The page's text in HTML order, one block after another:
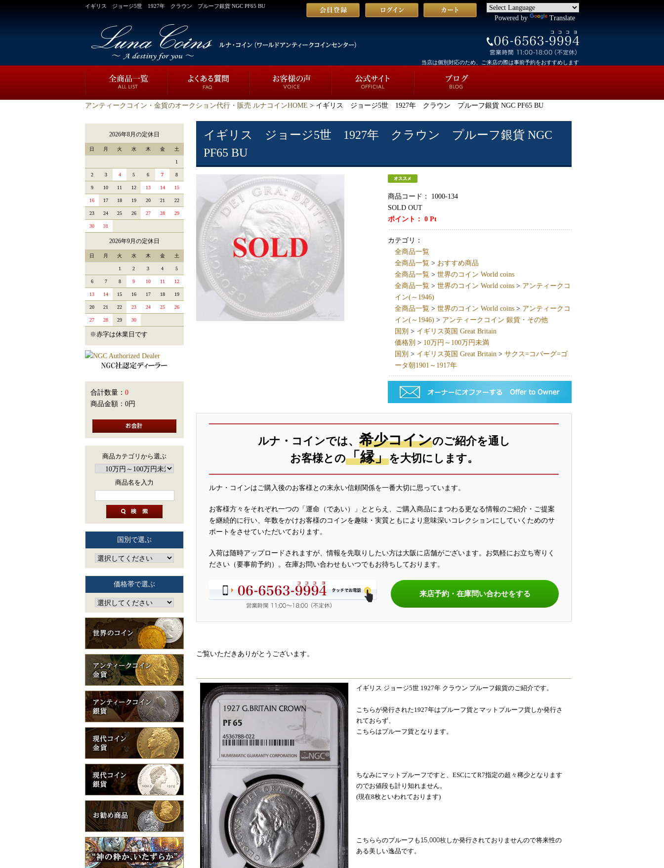
イギリス ジョージ5世 1927年 クラウン プルーフ銀貨 NGC PF65 BU
Powered by Translate
当店は個別対応のため、ご来店の際は事前予約をおすすめします
アンティークコイン・金貨のオークション代行・販売 ルナコインHOME > イギリス ジョージ5世 1927年 クラウン プルーフ銀貨 NGC PF65 BU
イギリス ジョージ5世 1927年 クラウン プルーフ銀貨 NGC
PF65 BU
商品コード：
1000-134
SOLD OUT
ポイント： 0Pt
カテゴリ：
全商品一覧
全商品一覧> おすすめ商品
全商品一覧> 世界のコイン World coins
全商品一覧> 世界のコイン World coins> アンティークコ
イン(～1946)
全商品一覧> 世界のコイン World coins> アンティークコ
イン(～1946) > アンティークコイン 銀貨・その他
国別 > イギリス英国 Great Britain
価格別 > 10万円～100万円未満
国別 > イギリス英国 Great Britain> サクス=コバーグ=ゴ
ータ朝1901～1917年
ルナ・コインでは、 希少コインのご紹介を通し
お客様との「縁」を大切にします。
ルナ・コインはご購入後のお客様との末永い信頼関係を一番大切に思っています。
お客様方々をそれぞれ一つの「運命（であい）」ととらえ、ご購入商品にまつわる更なる情報のご紹介・ご提案
を継続的に行い、年数をかけお客様のコインを趣味・実質ともにより意味深いコレクションにしていくためのサ
ポートをさせていただいております。
入荷は随時アップロードされますが、情報を先取りしたい方は大阪に店舗がございます。お気軽にお立ち寄りく
ださい（要事前予約）。在庫お問い合わせもいつでもお待ちしております。
来店予約・在庫問い合わせをする
ご覧いただきありがとうございます。
イギリス ジョージ5世 1927年 クラウン プルーフ銀貨​のご紹介です。
​こちらが発行された1927年はプルーフ貨とマットプルーフ貨しか発行さ
れておらず、
こちらはプルーフ貨となります。
ちなみにマットプルーフですと、ESCにてR7指定の超々稀少となります
のでお値段も計り知れません。
(現在8枚といわれております)
こちららのプルーフも 15,000枚しか発行されておりませんので将来性の
ある美しい逸品です。
2026年8月の定休日
日 月 火 水 木 金 土
1
2 3 4 5 6 7 8
9 10 11 12 13 14 15
16 17 18 19 20 21 22
23 24 25 26 27 28 29
30 31
2026年9月の定休日
日 月 火 水 木 金 土
1 2 3 4 5
6 7 8 9 10 11 12
13 14 15 16 17 18 19
20 21 22 23 24 25 26
27 28 29 30
※赤字は休業日です
合計数量： 0
商品金額： 0円
商品カテゴリから選ぶ
商品名を入力
国別で選ぶ
価格帯で選ぶ